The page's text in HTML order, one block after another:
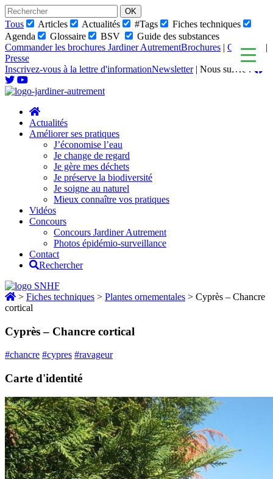
Skip
to
content
Tous Articles Actualités #Tags
Fiches techniques
Agenda
Glossaire BSV
Guide des substances
Commander les brochures Jardiner AutrementBrochures | Glossaire
|
Presse
Inscrivez-vous à la lettre d'informationNewsletter| Nous suivre :
Actualités
Améliorer ses pratiques
J’économise l’eau
Je change de regard
Je gère mes déchets
Je préserve la biodiversité
Je soigne au naturel
Mieux connaître vos pratiques
Vidéos
Concours
Concours Jardiner Autrement
Photos épidémio-surveillance
Contact
Rechercher
> Fiches techniques > Plantes ornementales > Cyprès – Chancre
cortical
Cyprès – Chancre cortical
#chancre #cypres #ravageur
Carte d'identité